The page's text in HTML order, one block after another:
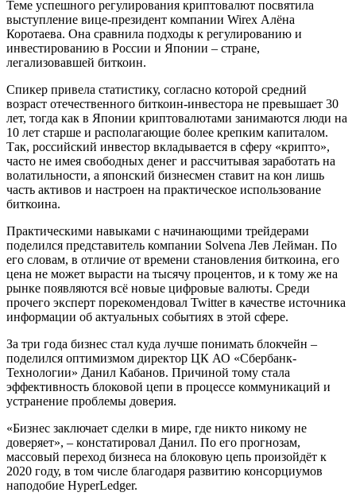
Теме успешного регулирования криптовалют посвятила
выступление вице-президент компании Wirex Алёна
Коротаева. Она сравнила подходы к регулированию и
инвестированию в России и Японии – стране,
легализовавшей биткоин.
Спикер привела статистику, согласно которой средний
возраст отечественного биткоин-инвестора не превышает 30
лет, тогда как в Японии криптовалютами занимаются люди на
10 лет старше и располагающие более крепким капиталом.
Так, российский инвестор вкладывается в сферу «крипто»,
часто не имея свободных денег и рассчитывая заработать на
волатильности, а японский бизнесмен ставит на кон лишь
часть активов и настроен на практическое использование
биткоина.
Практическими навыками с начинающими трейдерами
поделился представитель компании Solvena Лев Лейман. По
его словам, в отличие от времени становления биткоина, его
цена не может вырасти на тысячу процентов, и к тому же на
рынке появляются всё новые цифровые валюты. Среди
прочего эксперт порекомендовал Twitter в качестве источника
информации об актуальных событиях в этой сфере.
За три года бизнес стал куда лучше понимать блокчейн –
поделился оптимизмом директор ЦК АО «Сбербанк-
Технологии» Данил Кабанов. Причиной тому стала
эффективность блоковой цепи в процессе коммуникаций и
устранение проблемы доверия.
«Бизнес заключает сделки в мире, где никто никому не
доверяет», – констатировал Данил. По его прогнозам,
массовый переход бизнеса на блоковую цепь произойдёт к
2020 году, в том числе благодаря развитию консорциумов
наподобие HyperLedger.